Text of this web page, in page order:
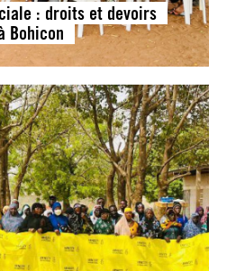
: droits et devoirs
Bohicon